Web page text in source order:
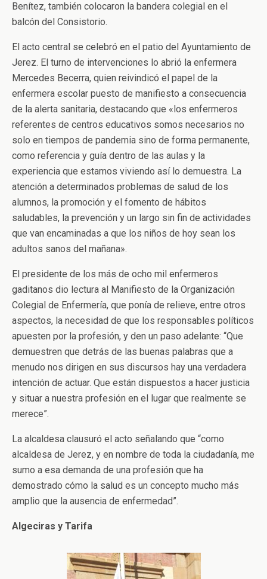
Benítez, también colocaron la bandera colegial en el
balcón del Consistorio.
El acto central se celebró en el patio del Ayuntamiento de
Jerez. El turno de intervenciones lo abrió la enfermera
Mercedes Becerra, quien reivindicó el papel de la
enfermera escolar puesto de manifiesto a consecuencia
de la alerta sanitaria, destacando que «los enfermeros
referentes de centros educativos somos necesarios no
solo en tiempos de pandemia sino de forma permanente,
como referencia y guía dentro de las aulas y la
experiencia que estamos viviendo así lo demuestra. La
atención a determinados problemas de salud de los
alumnos, la promoción y el fomento de hábitos
saludables, la prevención y un largo sin fin de actividades
que van encaminadas a que los niños de hoy sean los
adultos sanos del mañana».
El presidente de los más de ocho mil enfermeros
gaditanos dio lectura al Manifiesto de la Organización
Colegial de Enfermería, que ponía de relieve, entre otros
aspectos, la necesidad de que los responsables políticos
apuesten por la profesión, y den un paso adelante: “Que
demuestren que detrás de las buenas palabras que a
menudo nos dirigen en sus discursos hay una verdadera
intención de actuar. Que están dispuestos a hacer justicia
y situar a nuestra profesión en el lugar que realmente se
merece”.
La alcaldesa clausuró el acto señalando que “como
alcaldesa de Jerez, y en nombre de toda la ciudadanía, me
sumo a esa demanda de una profesión que ha
demostrado cómo la salud es un concepto mucho más
amplio que la ausencia de enfermedad”.
Algeciras y Tarifa